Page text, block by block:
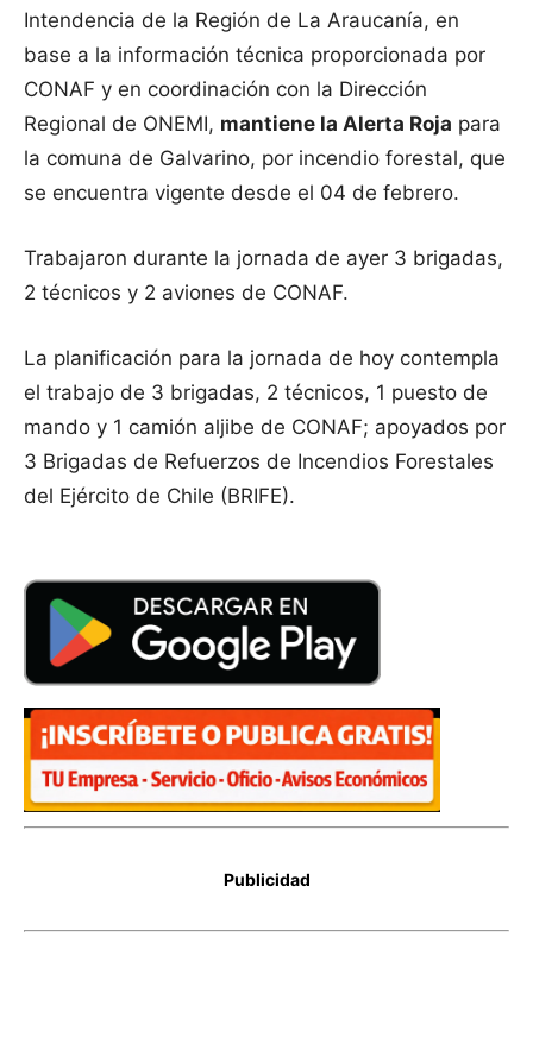
Intendencia de la Región de La Araucanía, en
base a la información técnica proporcionada por
CONAF y en coordinación con la Dirección
Regional de ONEMI, mantiene la Alerta Roja para
la comuna de Galvarino, por incendio forestal, que
se encuentra vigente desde el 04 de febrero.
Trabajaron durante la jornada de ayer 3 brigadas,
2 técnicos y 2 aviones de CONAF.
La planificación para la jornada de hoy contempla
el trabajo de 3 brigadas, 2 técnicos, 1 puesto de
mando y 1 camión aljibe de CONAF; apoyados por
3 Brigadas de Refuerzos de Incendios Forestales
del Ejército de Chile (BRIFE).
Publicidad